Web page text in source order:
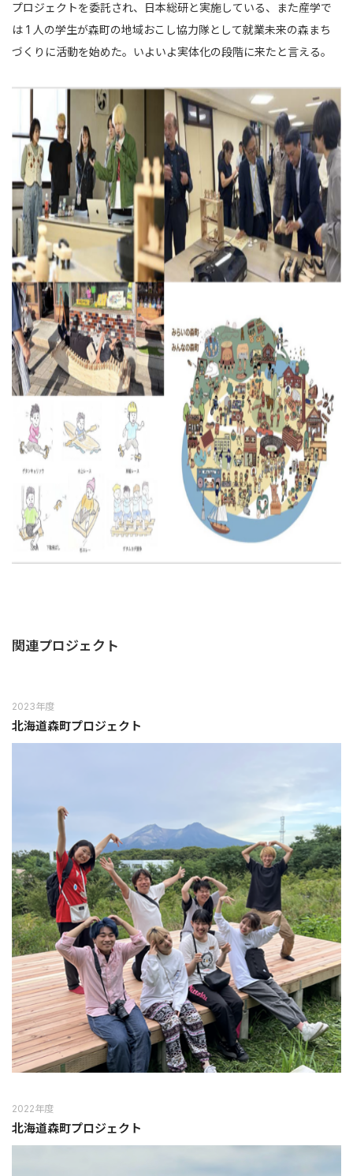
プロジェクトを委託され、日本総研と実施している、また産学で
は 1 人の学生が森町の地域おこし協力隊として就業未来の森まち
づくりに活動を始めた。いよいよ実体化の段階に来たと言える。
関連プロジェクト
2023年度
北海道森町プロジェクト
2022年度
北海道森町プロジェクト